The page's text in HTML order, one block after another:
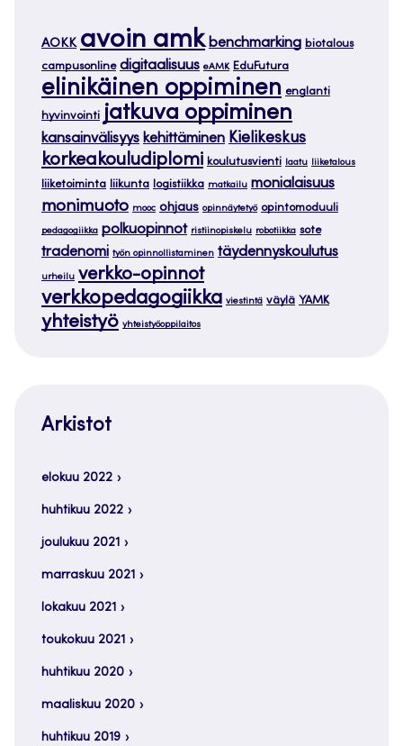
AOKK avoin amk benchmarking biotalous
campusonline digitaalisuus eAMK EduFutura
elinikäinen oppiminen englanti
hyvinvointi jatkuva oppiminen
kansainvälisyys kehittäminen Kielikeskus
korkeakouludiplomi koulutusvienti laatu liiketalous
liiketoiminta liikunta logistiikka matkailu monialaisuus
monimuoto mooc ohjaus opinnäytetyö opintomoduuli
pedagogiikka polkuopinnot ristiinopiskelu robotiikka sote
tradenomi työn opinnollistaminen täydennyskoulutus
urheilu verkko-opinnot
verkkopedagogiikka viestintä väylä YAMK
yhteistyö yhteistyöoppilaitos
Arkistot
elokuu 2022
huhtikuu 2022
joulukuu 2021
marraskuu 2021
lokakuu 2021
toukokuu 2021
huhtikuu 2020
maaliskuu 2020
huhtikuu 2019